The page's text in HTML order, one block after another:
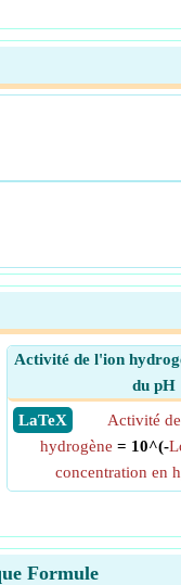
Activité de l'ion
du pH
​ LaTeX
Activité
hydrogène = 10^(-
concentration en
Formule